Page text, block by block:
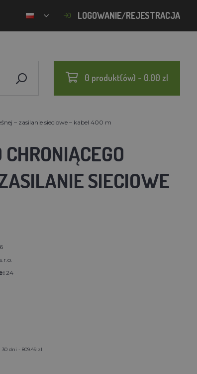
LOGOWANIE/REJESTRACJA
0 produkt(ów) - 0.00 zl
– zasilanie sieciowe – kabel 400 m
SIECIOWE
24
dni - 809.49 zl